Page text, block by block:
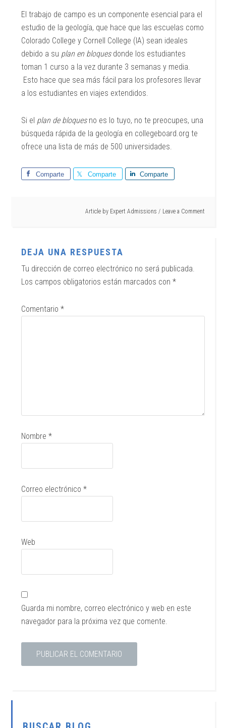
El trabajo de campo es un componente esencial para el
estudio de la geología, que hace que las escuelas como
Colorado College y Cornell College (IA) sean ideales
debido a su plan en bloquesdonde los estudiantes
toman 1 curso a la vez durante 3 semanas y media.
Esto hace que sea más fácil para los profesores llevar
a los estudiantes en viajes extendidos.
Si el plan de bloquesno es lo tuyo, no te preocupes, una
búsqueda rápida de la geología en collegeboard.org te
ofrece una lista de más de 500 universidades.
Comparte Comparte Comparte
Article by Expert Admissions Leave a Comment
DEJA UNA RESPUESTA
Tu dirección de correo electrónico no será publicada.
Los campos obligatorios están marcados con*
Comentario*
Nombre*
Correo electrónico*
Web
Guarda mi nombre, correo electrónico y web en este
navegador para la próxima vez que comente.